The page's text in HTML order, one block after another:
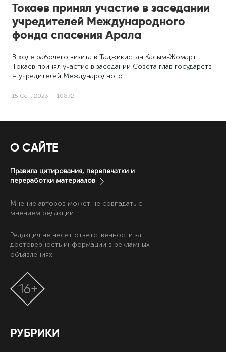
Токаев принял участие в заседании
учредителей Международного
фонда спасения Арала
В ходе рабочего визита в Таджикистан Касым-Жомарт
Токаев принял участие в заседании Совета глав государств
– учредителей Международного …
15 Сен, 2023 10872
О САЙТЕ
Правила цитирования, перепечатки и
переработки материалов
Мнение авторов может не совпадать с
мнением редакции.
Редакция не несет ответственности за
достоверность информации в рекламных
объявлениях.
РУБРИКИ
16+